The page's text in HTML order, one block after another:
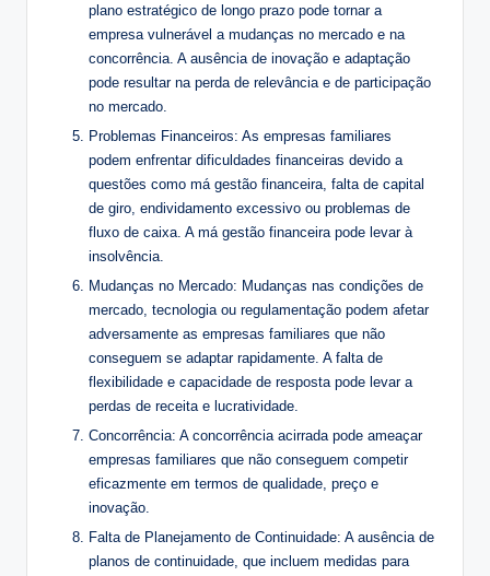
plano estratégico de longo prazo pode tornar a
empresa vulnerável a mudanças no mercado e na
concorrência. A ausência de inovação e adaptação
pode resultar na perda de relevância e de participação
no mercado.
Problemas Financeiros: As empresas familiares
podem enfrentar dificuldades financeiras devido a
questões como má gestão financeira, falta de capital
de giro, endividamento excessivo ou problemas de
fluxo de caixa. A má gestão financeira pode levar à
insolvência.
Mudanças no Mercado: Mudanças nas condições de
mercado, tecnologia ou regulamentação podem afetar
adversamente as empresas familiares que não
conseguem se adaptar rapidamente. A falta de
flexibilidade e capacidade de resposta pode levar a
perdas de receita e lucratividade.
Concorrência: A concorrência acirrada pode ameaçar
empresas familiares que não conseguem competir
eficazmente em termos de qualidade, preço e
inovação.
Falta de Planejamento de Continuidade: A ausência de
planos de continuidade, que incluem medidas para